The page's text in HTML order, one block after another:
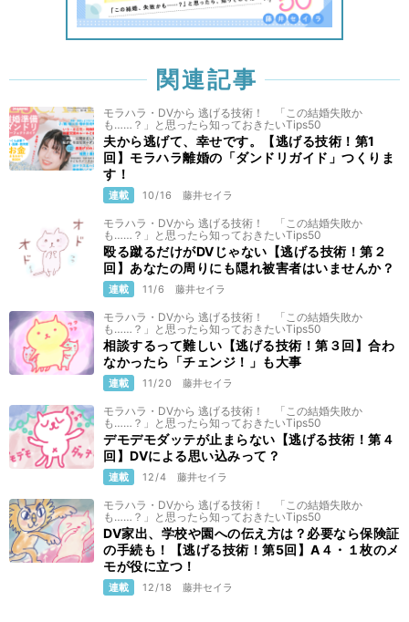
関連記事
モラハラ・DVから 逃げる技術！ 「この結婚失敗か
も……？」と思ったら知っておきたいTips50
夫から逃げて、幸せです。【逃げる技術！第1
回】モラハラ離婚の「ダンドリガイド」つくりま
す！
連載 10/16 藤井セイラ
モラハラ・DVから 逃げる技術！ 「この結婚失敗か
も……？」と思ったら知っておきたいTips50
殴る蹴るだけがDVじゃない【逃げる技術！第２
回】あなたの周りにも隠れ被害者はいませんか？
連載 11/6 藤井セイラ
モラハラ・DVから 逃げる技術！ 「この結婚失敗か
も……？」と思ったら知っておきたいTips50
相談するって難しい【逃げる技術！第３回】合わ
なかったら「チェンジ！」も大事
連載 11/20 藤井セイラ
モラハラ・DVから 逃げる技術！ 「この結婚失敗か
も……？」と思ったら知っておきたいTips50
デモデモダッテが止まらない【逃げる技術！第４
回】DVによる思い込みって？
連載 12/4 藤井セイラ
モラハラ・DVから 逃げる技術！ 「この結婚失敗か
も……？」と思ったら知っておきたいTips50
DV家出、学校や園への伝え方は？必要なら保険証
の手続も！【逃げる技術！第5回】A４・１枚のメ
モが役に立つ！
連載 12/18 藤井セイラ